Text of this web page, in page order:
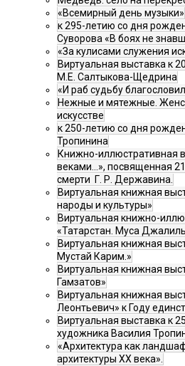
«Всемирный день музыки»
к 295-летию со дня
Суворова «В боях не
«За кулисами служения
Виртуальная выставка к
М.Е. Салтыкова-Щедрина
«И раб судьбу
Нежные и мятежные.
искусстве
к 250-летию со дня
Тропинина
Книжно-иллюстративная
веками…», посвященная
смерти Г. Р. Державина.
Виртуальная книжная
народы и культуры»
Виртуальная книжно-
«Татарстан. Муса
Виртуальная книжная
Мустай Карим.»
Виртуальная книжная
Гамзатов»
Виртуальная книжная
Леонтьевич» к Году
Виртуальная выставка к
художника Василия
«Архитектура как
архитектуры XX века».